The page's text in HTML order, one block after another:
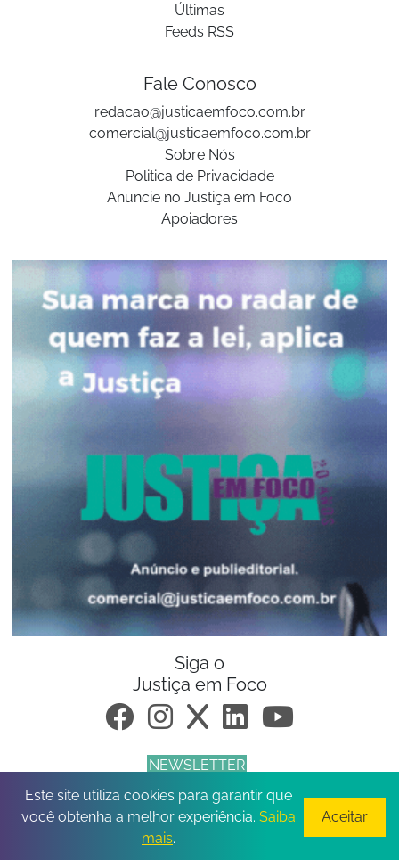
Últimas
Feeds RSS
Fale Conosco
redacao@justicaemfoco.com.br
comercial@justicaemfoco.com.br
Sobre Nós
Politica de Privacidade
Anuncie no Justiça em Foco
Apoiadores
Siga o
Justiça em Foco
NEWSLETTER
© 2026 Todos os direitos reservados.
Este site utiliza cookies para garantir que
você obtenha a melhor experiência. Saiba
mais.
Aceitar